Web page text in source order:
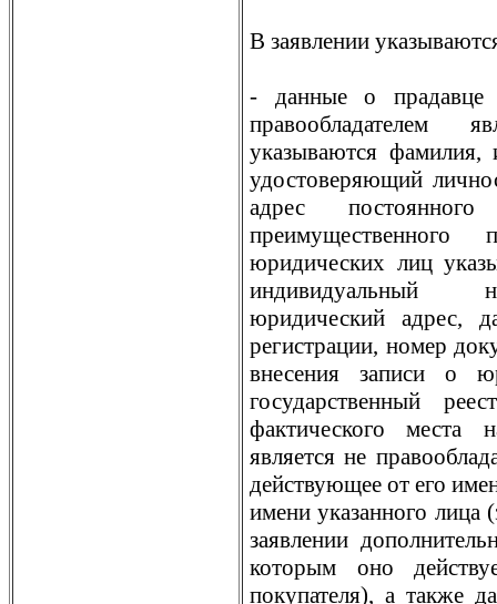
В заявлении
- данные о прадавце
правообладателем
указываются фамилия,
удостоверяющий
адрес
юридических лиц
индивидуальный
юридический адрес,
регистрации, номер
внесения записи о
государственный
фактического места
является не
действующее от его
имени указанного лица
заявлении
которым оно
покупателя), а также